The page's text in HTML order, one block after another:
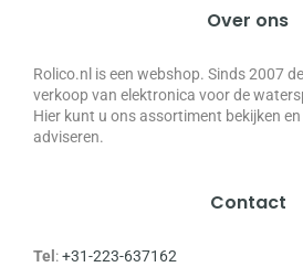
Over ons
Rolico.nl is een webshop. Sinds 2007
verkoop van elektronica voor de
Hier kunt u ons assortiment bekijken
adviseren.
Contact
Tel :+31-223-637162